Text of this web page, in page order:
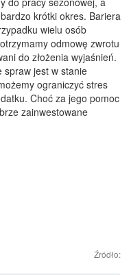
krótki okres. Bariera
wielu osób
odmowę zwrotu
do złożenia wyjaśnień.
spraw jest w stanie
ograniczyć stres
Choć za jego pomoc
zainwestowane
Źródło: